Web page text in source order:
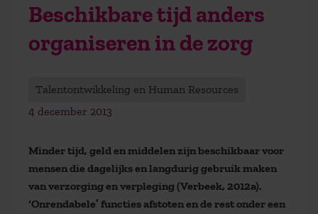
Beschikbare tijd anders
organiseren in de zorg
Talentontwikkeling en Human Resources
4 december 2013
Minder tijd, geld en middelen zijn beschikbaar voor
mensen die dagelijks en langdurig gebruik maken
van verzorging en verpleging (Verbeek, 2012a).
‘Onrendabele’ functies afstoten en de rest onder een